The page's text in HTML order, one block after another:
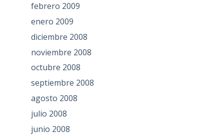
febrero 2009
enero 2009
diciembre 2008
noviembre 2008
octubre 2008
septiembre 2008
agosto 2008
julio 2008
junio 2008